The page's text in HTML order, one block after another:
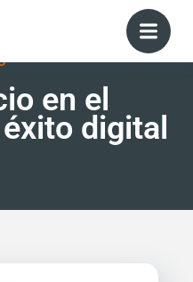
en el
digital